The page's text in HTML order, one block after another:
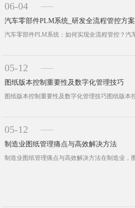
06-04
汽车零部件PLM系统_研发全流程管控方案
05-12
图纸版本控制重要性及数字化管理技巧
05-12
制造业图纸管理痛点与高效解决方法